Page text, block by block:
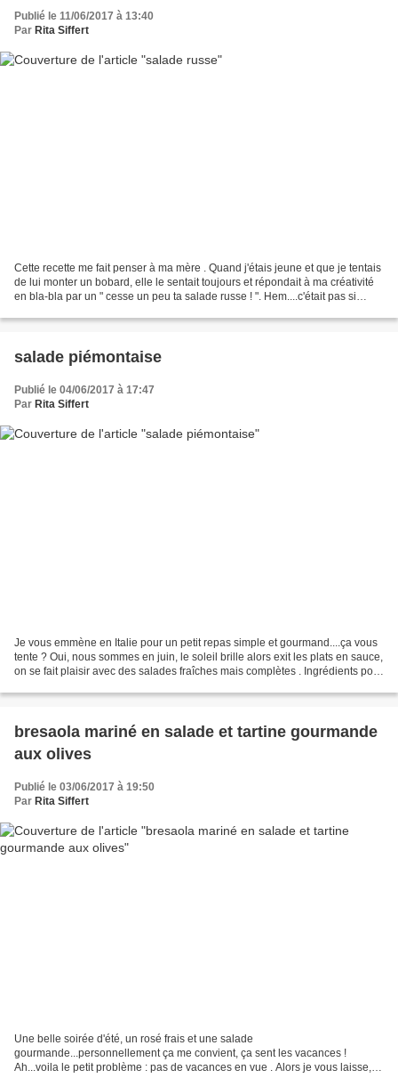
Publié le 11/06/2017 à 13:40
Par Rita Siffert
Cette recette me fait penser à ma mère . Quand j'étais jeune et que je tentais
de lui monter un bobard, elle le sentait toujours et répondait à ma créativité
en bla-bla par un " cesse un peu ta salade russe ! ". Hem....c'était pas si
salade piémontaise
Publié le 04/06/2017 à 17:47
Par Rita Siffert
Je vous emmène en Italie pour un petit repas simple et gourmand....ça vous
tente ? Oui, nous sommes en juin, le soleil brille alors exit les plats en sauce,
on se fait plaisir avec des salades fraîches mais complètes . Ingrédients pour
bresaola mariné en salade et tartine gourmande
aux olives
Publié le 03/06/2017 à 19:50
Par Rita Siffert
Une belle soirée d'été, un rosé frais et une salade
gourmande...personnellement ça me convient, ça sent les vacances !
Ah...voila le petit problème : pas de vacances en vue . Alors je vous laisse, je